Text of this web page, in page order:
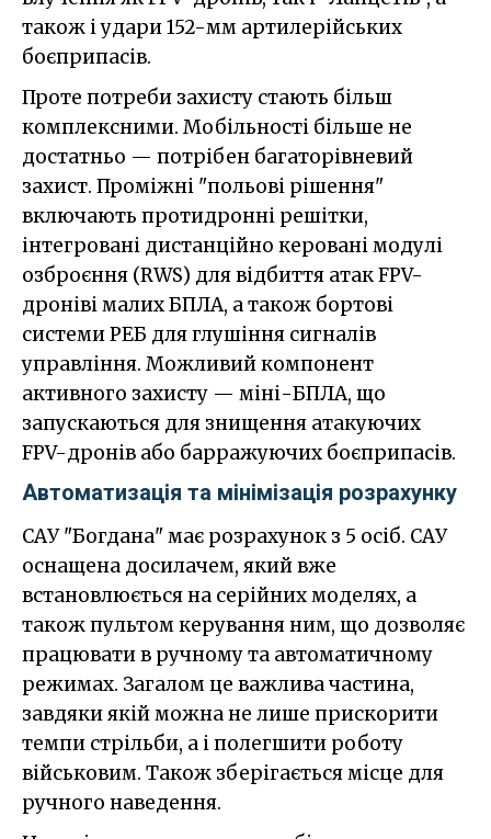
також і удари 152-мм артилерійських
боєприпасів.
Проте потреби захисту стають більш
комплексними. Мобільності більше не
достатньо — потрібен багаторівневий
захист. Проміжні "польові рішення"
включають протидронні решітки,
інтегровані дистанційно керовані модулі
озброєння (RWS) для відбиття атак FPV-
дроніві малих БПЛА, а також бортові
системи РЕБ для глушіння сигналів
управління. Можливий компонент
активного захисту — міні-БПЛА, що
запускаються для знищення атакуючих
FPV-дронів або барражуючих боєприпасів.
Автоматизація та мінімізація розрахунку
САУ "Богдана" має розрахунок з 5 осіб. САУ
оснащена досилачем, який вже
встановлюється на серійних моделях, а
також пультом керування ним, що дозволяє
працювати в ручному та автоматичному
режимах. Загалом це важлива частина,
завдяки якій можна не лише прискорити
темпи стрільби, а і полегшити роботу
військовим. Також зберігається місце для
ручного наведення.